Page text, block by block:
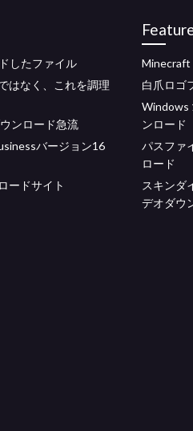
したファイル
はなく、これを調理
ンロード急流
バージョン16
ードサイト
Minecraft
白爪ロゴ
Windows
ンロード
パスファ
ロード
スキンダ
デオダウ